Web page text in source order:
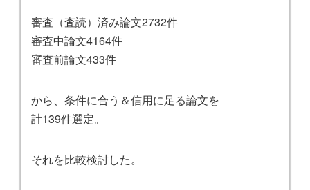
審査（査読）済み論文2732件
審査中論文4164件
審査前論文433件
から、条件に合う＆信用に足る論文を
計139件選定。
それを比較検討した。